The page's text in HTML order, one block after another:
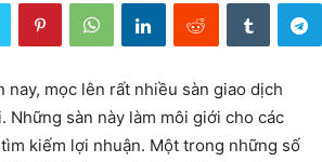
mọc lên rất nhiều sàn giao dịch
Những sàn này làm môi giới cho các
kiếm lợi nhuận. Một trong những số